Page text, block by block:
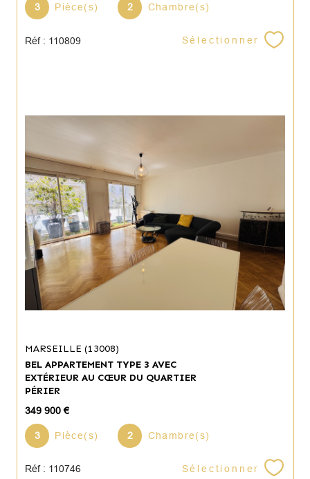
3 Pièce(s) 2 Chambre(s)
Réf : 110809 Sélectionner
MARSEILLE (13008)
BEL APPARTEMENT TYPE 3 AVEC
EXTÉRIEUR AU CŒUR DU QUARTIER
PÉRIER
349 900 €
3 Pièce(s) 2 Chambre(s)
Réf : 110746 Sélectionner